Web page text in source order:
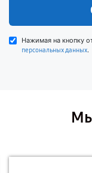
Нажимая на кнопку
персональных данных.